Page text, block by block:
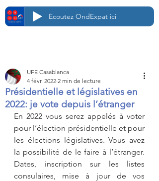
Écoutez OndExpat ici
Présidentielle et législatives en
2022: je vote depuis l’étranger
UFE Casablanca
4 févr. 2022 2 min de lecture
En 2022 vous serez appelés à voter
pour l’élection présidentielle et pour
les élections législatives. Vous avez
la possibilité de le faire à l’étranger.
Dates, inscription sur les listes
consulaires, mise à jour de vos